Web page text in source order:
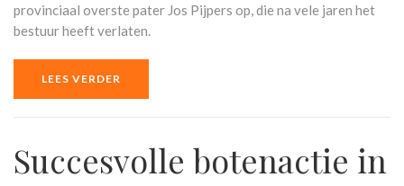
provinciaal overste pater Jos Pijpers op, die na vele jaren het
bestuur heeft verlaten.
LEES VERDER
Succesvolle botenactie in